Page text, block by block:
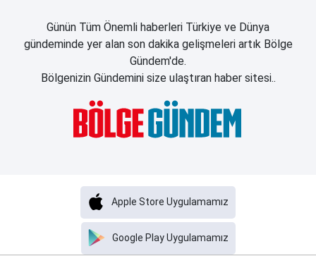
Günün Tüm Önemli haberleri Türkiye ve Dünya
gündeminde yer alan son dakika gelişmeleri artık Bölge
Gündem'de.
Bölgenizin Gündemini size ulaştıran haber sitesi..
Google Play Uygulamamız
Apple Store Uygulamamız